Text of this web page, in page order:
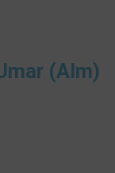
(Alm)